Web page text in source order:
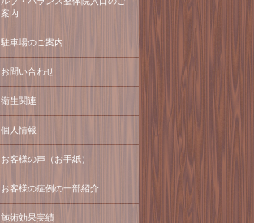
案内
駐車場のご案内
お問い合わせ
衛生関連
個人情報
お客様の声（お手紙）
お客様の症例の一部紹介
施術効果実績